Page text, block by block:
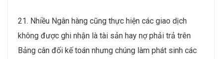
21. Nhiều Ngân hàng cũng thực hiện các giao dịch
không được ghi nhận là tài sản hay nợ phải trả trên
Bảng cân đối kế toán nhưng chúng làm phát sinh các